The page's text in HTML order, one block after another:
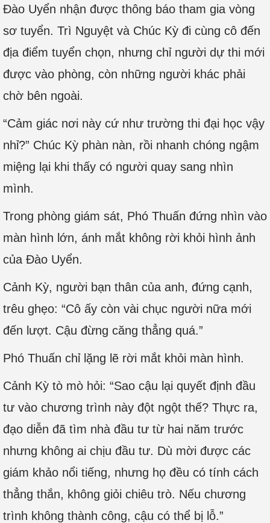
Đào Uyển nhận được thông báo tham gia vòng
sơ tuyển. Trì Nguyệt và Chúc Kỳ đi cùng cô đến
địa điểm tuyển chọn, nhưng chỉ người dự thi mới
được vào phòng, còn những người khác phải
chờ bên ngoài.
“Cảm giác nơi này cứ như trường thi đại học vậy
nhỉ?” Chúc Kỳ phàn nàn, rồi nhanh chóng ngậm
miệng lại khi thấy có người quay sang nhìn
mình.
Trong phòng giám sát, Phó Thuấn đứng nhìn vào
màn hình lớn, ánh mắt không rời khỏi hình ảnh
của Đào Uyển.
Cảnh Kỳ, người bạn thân của anh, đứng cạnh,
trêu ghẹo: “Cô ấy còn vài chục người nữa mới
đến lượt. Cậu đừng căng thẳng quá.”
Phó Thuấn chỉ lặng lẽ rời mắt khỏi màn hình.
Cảnh Kỳ tò mò hỏi: “Sao cậu lại quyết định đầu
tư vào chương trình này đột ngột thế? Thực ra,
đạo diễn đã tìm nhà đầu tư từ hai năm trước
nhưng không ai chịu đầu tư. Dù mời được các
giám khảo nổi tiếng, nhưng họ đều có tính cách
thẳng thắn, không giỏi chiêu trò. Nếu chương
trình không thành công, cậu có thể bị lỗ.”